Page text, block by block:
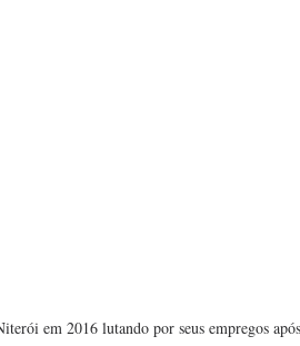
em 2016 lutando por seus empregos